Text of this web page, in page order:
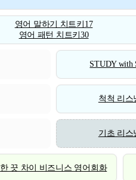
영어 말하기 치트키17
영어 패턴 치트키30
STUDY with
척척 리스
기초 리스
한 끗 차이 비즈니스 영어회화